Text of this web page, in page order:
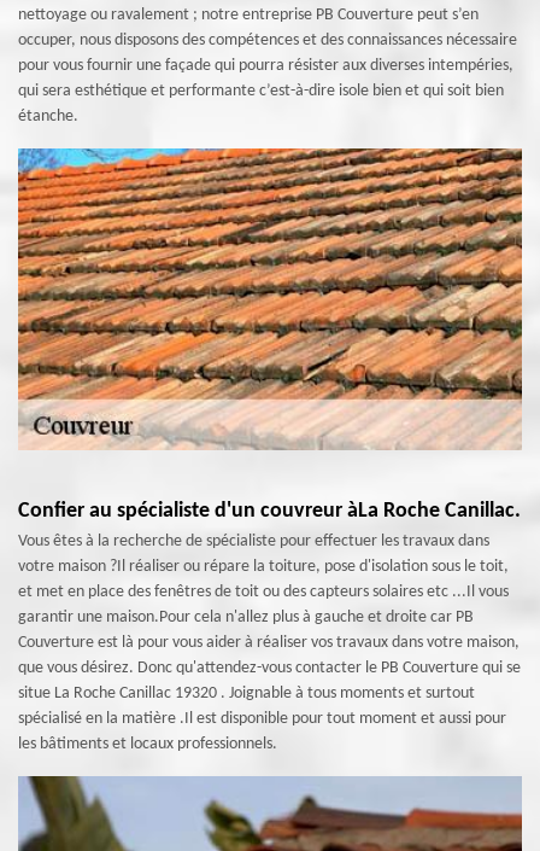
nettoyage ou ravalement ; notre entreprise PB Couverture peut s’en
occuper, nous disposons des compétences et des connaissances nécessaire
pour vous fournir une façade qui pourra résister aux diverses intempéries,
qui sera esthétique et performante c’est-à-dire isole bien et qui soit bien
étanche.
Confier au spécialiste d'un couvreur àLa Roche Canillac.
Vous êtes à la recherche de spécialiste pour effectuer les travaux dans
votre maison ?Il réaliser ou répare la toiture, pose d'isolation sous le toit,
et met en place des fenêtres de toit ou des capteurs solaires etc ...Il vous
garantir une maison.Pour cela n'allez plus à gauche et droite car PB
Couverture est là pour vous aider à réaliser vos travaux dans votre maison,
que vous désirez. Donc qu'attendez-vous contacter le PB Couverture qui se
situe La Roche Canillac 19320 . Joignable à tous moments et surtout
spécialisé en la matière .Il est disponible pour tout moment et aussi pour
les bâtiments et locaux professionnels.